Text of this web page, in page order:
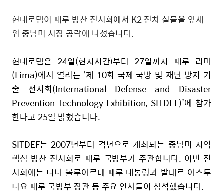
현대로템이 페루 방산 전시회에서 K2전차 실물을 앞세
워 중남미 시장 공략에 나섰습니다.
현대로템은 24일(현지시간)부터 27일까지 페루 리마
(Lima)에서 열리는 ‘제 10회 국제 국방 및 재난 방지 기
술 전시회(International Defense and Disaster
Prevention Technology Exhibition, SITDEF)’에 참가
한다고25일 밝혔습니다.
SITDEF는 2007년부터 격년으로 개최되는 중남미 지역
핵심 방산 전시회로 페루 국방부가 주관합니다. 이번 전
시회에는 디나 볼루아르테 페루 대통령과 발테르 아스투
디요 페루 국방부 장관 등 주요 인사들이 참석했습니다.